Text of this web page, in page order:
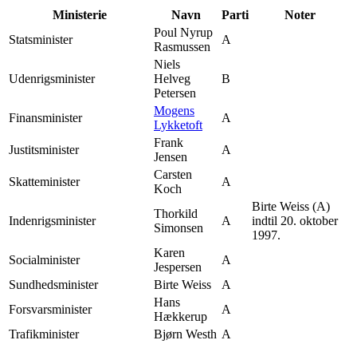
Ministerie Navn Parti
Noter
Statsminister
Poul Nyrup
Rasmussen
A
Udenrigsminister
Niels
Helveg
Petersen
B
Finansminister
Mogens
Lykketoft
A
Justitsminister
Frank
Jensen
A
Skatteminister
Carsten
Koch
A
Indenrigsminister
Thorkild
Simonsen
A
Birte Weiss (A)
indtil 20. oktober
1997.
Socialminister
Karen
Jespersen
A
Sundhedsminister
Birte Weiss
A
Forsvarsminister
Hans
Hækkerup
A
Trafikminister
Bjørn Westh A